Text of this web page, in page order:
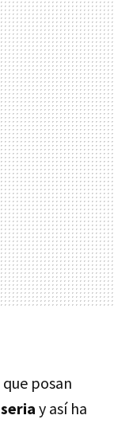
posan
y así ha